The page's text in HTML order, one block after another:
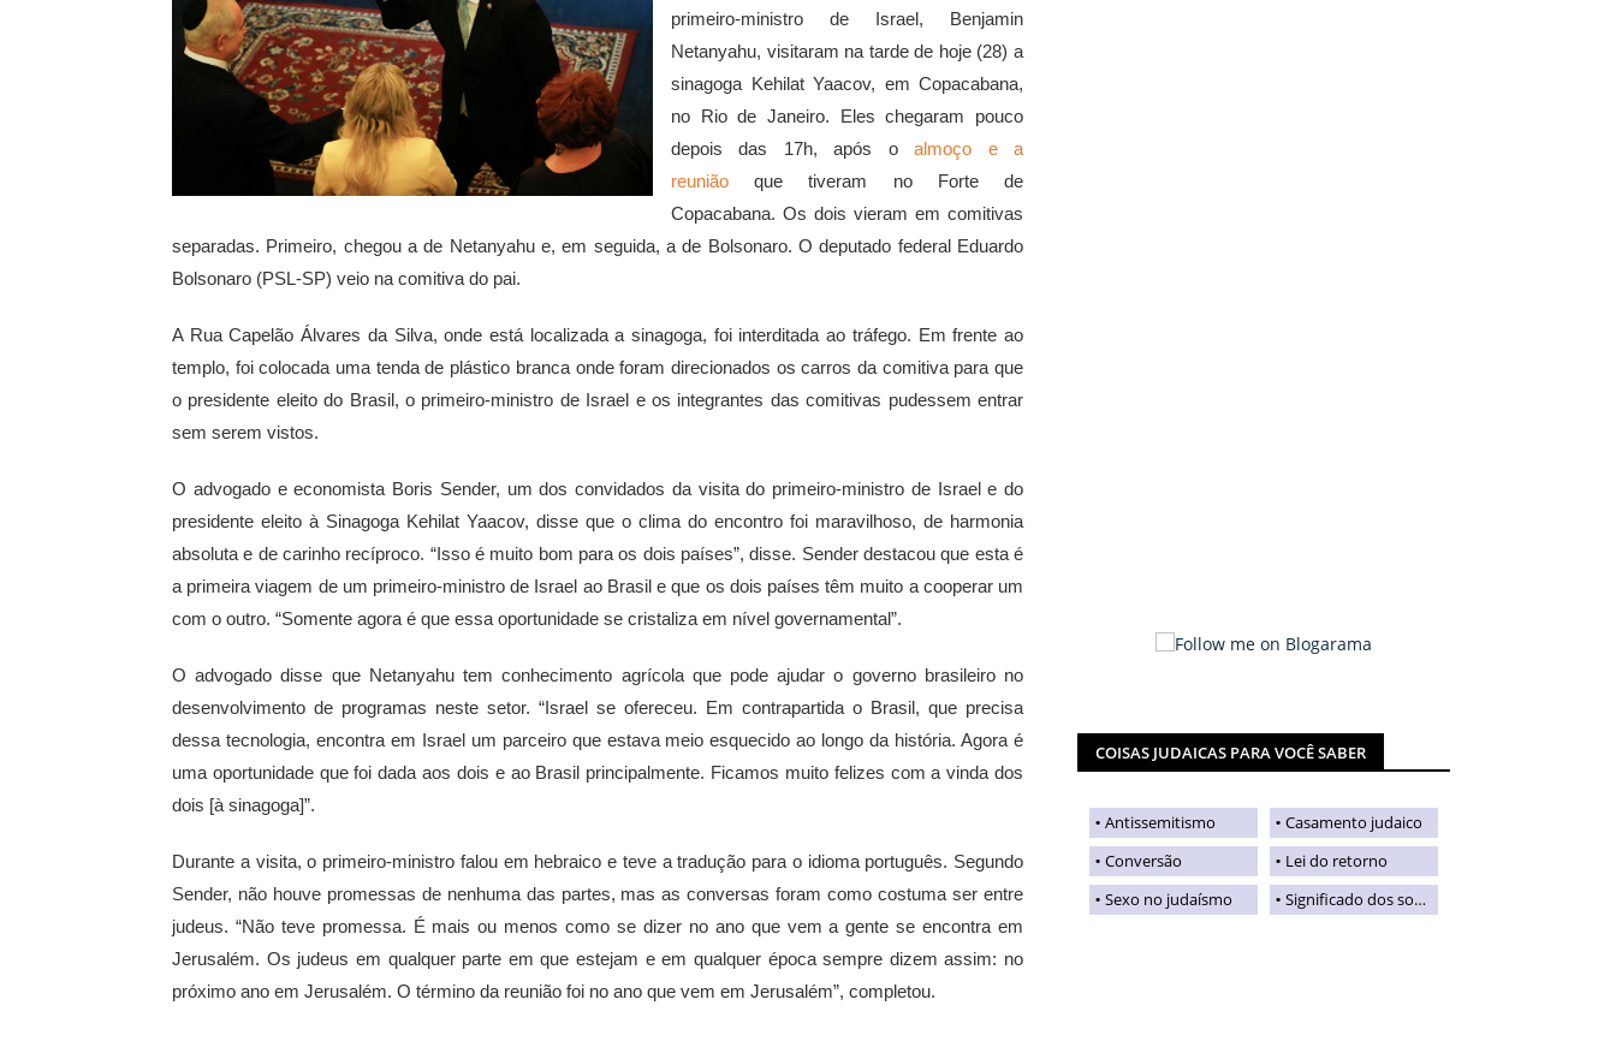
primeiro-ministro de Israel, Benjamin
Netanyahu, visitaram na tarde de hoje (28) a
sinagoga Kehilat Yaacov, em Copacabana,
no Rio de Janeiro. Eles chegaram pouco
depois das 17h, após oalmoço e a
reunião que tiveram no Forte de
Copacabana. Os dois vieram em comitivas
separadas. Primeiro, chegou a de Netanyahu e, em seguida, a de Bolsonaro. O deputado federal Eduardo
Bolsonaro (PSL-SP) veio na comitiva do pai.
A Rua Capelão Álvares da Silva, onde está localizada a sinagoga, foi interditada ao tráfego. Em frente ao
templo, foi colocada uma tenda de plástico branca onde foram direcionados os carros da comitiva para que
o presidente eleito do Brasil, o primeiro-ministro de Israel e os integrantes das comitivas pudessem entrar
sem serem vistos.
O advogado e economista Boris Sender, um dos convidados da visita do primeiro-ministro de Israel e do
presidente eleito à Sinagoga Kehilat Yaacov, disse que o clima do encontro foi maravilhoso, de harmonia
absoluta e de carinho recíproco. “Isso é muito bom para os dois países”, disse. Sender destacou que esta é
a primeira viagem de um primeiro-ministro de Israel ao Brasil e que os dois países têm muito a cooperar um
com o outro. “Somente agora é que essa oportunidade se cristaliza em nível governamental”.
O advogado disse que Netanyahu tem conhecimento agrícola que pode ajudar o governo brasileiro no
desenvolvimento de programas neste setor. “Israel se ofereceu. Em contrapartida o Brasil, que precisa
dessa tecnologia, encontra em Israel um parceiro que estava meio esquecido ao longo da história. Agora é
uma oportunidade que foi dada aos dois e ao Brasil principalmente. Ficamos muito felizes com a vinda dos
dois [à sinagoga]”.
Durante a visita, o primeiro-ministro falou em hebraico e teve a tradução para o idioma português. Segundo
Sender, não houve promessas de nenhuma das partes, mas as conversas foram como costuma ser entre
judeus. “Não teve promessa. É mais ou menos como se dizer no ano que vem a gente se encontra em
Jerusalém. Os judeus em qualquer parte em que estejam e em qualquer época sempre dizem assim: no
próximo ano em Jerusalém. O término da reunião foi no ano que vem em Jerusalém”, completou.
COISAS JUDAICAS PARA VOCÊ SABER
Antissemitismo
Casamento judaico
Conversão
Lei do retorno
Sexo no judaísmo
Significado dos sobrenomes judaicos